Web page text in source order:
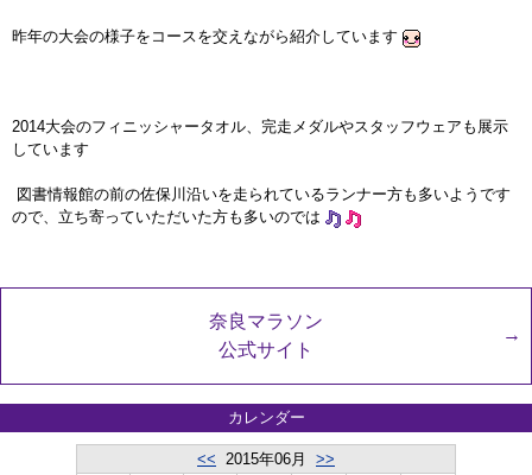
昨年の大会の様子をコースを交えながら紹介しています
2014大会のフィニッシャータオル、完走メダルやスタッフウェアも展示
しています
図書情報館の前の佐保川沿いを走られているランナー方も多いようです
ので、立ち寄っていただいた方も多いのでは
奈良マラソン
公式サイト
カレンダー
<< 2015年06月 >>